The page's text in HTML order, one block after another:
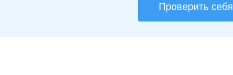
Проверить себя